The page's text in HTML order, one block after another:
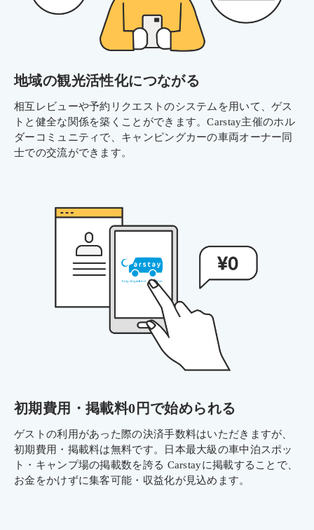
地域の観光活性化につながる
相互レビューや予約リクエストのシステムを用いて、ゲス
トと健全な関係を築くことができます。Carstay主催のホル
ダーコミュニティで、キャンピングカーの車両オーナー同
士での交流ができます。
初期費用・掲載料0円で始められる
ゲストの利用があった際の決済手数料はいただきますが、
初期費用・掲載料は無料です。日本最大級の車中泊スポッ
ト・キャンプ場の掲載数を誇る Carstayに掲載することで、
お金をかけずに集客可能・収益化が見込めます。